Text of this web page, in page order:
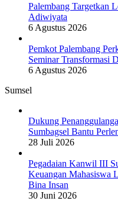
Palembang Targetkan
Adiwiyata
6 Agustus 2026
Pemkot Palembang
Seminar Transformasi
6 Agustus 2026
Sumsel
Dukung
Sumbagsel Bantu
28 Juli 2026
Pegadaian Kanwil III
Keuangan Mahasiswa
Bina Insan
30 Juni 2026